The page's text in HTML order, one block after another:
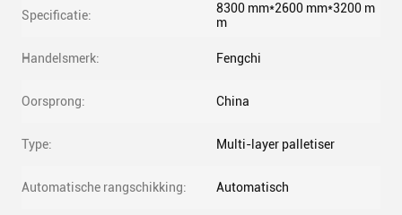
Specificatie:
8300 mm*2600 mm*3200 m
m
Handelsmerk: Fengchi
Oorsprong: China
Type: Multi-layer palletiser
Automatische rangschikking: Automatisch